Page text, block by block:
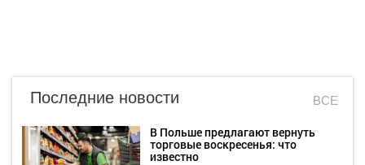
Последние новости ВСЕ
В Польше предлагают вернуть
торговые воскресенья: что
известно